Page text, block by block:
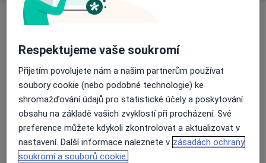
Adresa
Poliklinika Stříbro
Přiblížit mapuse otevře v nové záložce
Dostupnost
Na této adrese online kalendář není aktivní
Co mám v takové situaci udělat?
Respektujeme vaše soukromí
Přijetím povolujete nám a našim partnerům používat
soubory cookie (nebo podobné technologie) ke
shromažďování údajů pro statistické účely a poskytování
obsahu na základě vašich zvyklostí při procházení. Své
preference můžete kdykoli zkontrolovat a aktualizovat v
nastavení. Další informace naleznete v zásadách ochrany
soukromí a souborů cookie.